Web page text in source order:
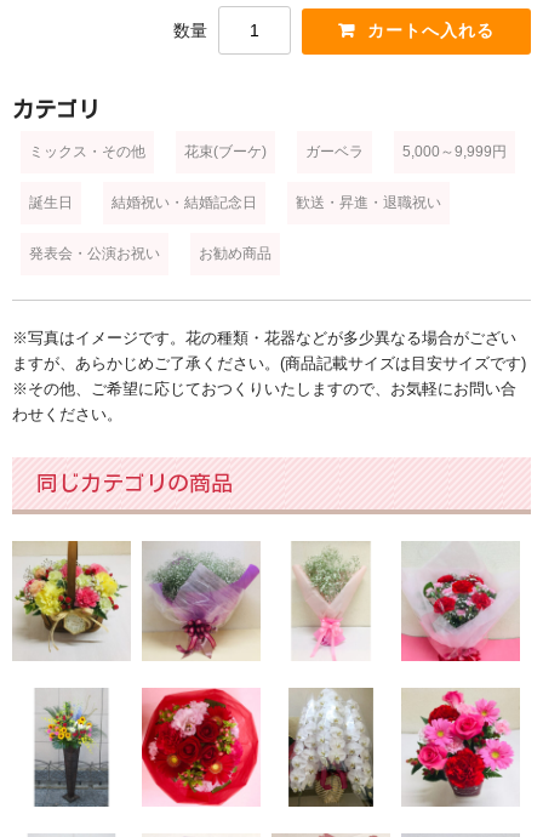
アレンジメント
花鉢・観葉植物
プリザーブドフラワー・シャボンフラワー
供養・葬儀
ウェディング
胡蝶蘭
バラ[薔薇]
カスミソウ[かすみ草]
ユリ[百合]
ガーベラ
カーネーション
ヒマワリ[ひまわり]
数量
カテゴリ
ミックス・その他 花束(ブーケ) ガーベラ 5,000～9,999円
誕生日 結婚祝い・結婚記念日 歓送・昇進・退職祝い
発表会・公演お祝い お勧め商品
※写真はイメージです。花の種類・花器などが多少異なる場合がござい
ますが、あらかじめご了承ください。(商品記載サイズは目安サイズです)
※その他、ご希望に応じておつくりいたしますので、お気軽にお問い合
わせください。
同じカテゴリの商品